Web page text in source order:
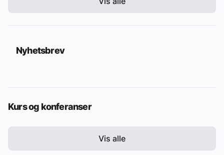
Nyhetsbrev
Kurs og konferanser
Vis alle